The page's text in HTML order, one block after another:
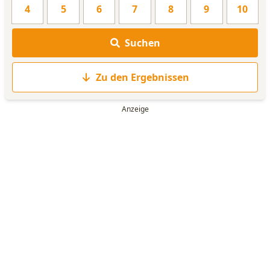
WORTLISTE
4 5 6 7 8 9 10
Suchen
Zu den Ergebnissen